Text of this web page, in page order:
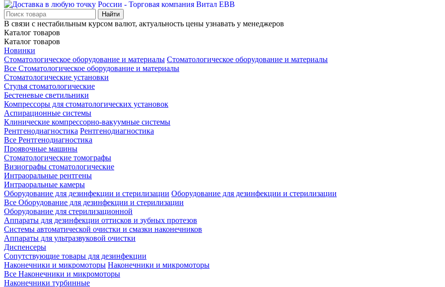
В связи с нестабильным курсом валют, актуальность цены узнавать у менеджеров
Каталог товаров
Каталог товаров
Новинки
Стоматологическое оборудование и материалы Стоматологическое оборудование и материалы
Все Стоматологическое оборудование и материалы
Стоматологические установки
Стулья стоматологические
Бестеневые светильники
Компрессоры для стоматологических установок
Аспирационные системы
Клинические компрессорно-вакуумные системы
Рентгенодиагностика Рентгенодиагностика
Все Рентгенодиагностика
Проявочные машины
Стоматологические томографы
Визиографы стоматологические
Интраоральные рентгены
Интраоральные камеры
Оборудование для дезинфекции и стерилизации Оборудование для дезинфекции и стерилизации
Все Оборудование для дезинфекции и стерилизации
Оборудование для стерилизационной
Аппараты для дезинфекции оттисков и зубных протезов
Системы автоматической очистки и смазки наконечников
Аппараты для ультразвуковой очистки
Диспенсеры
Сопутствующие товары для дезинфекции
Наконечники и микромоторы Наконечники и микромоторы
Все Наконечники и микромоторы
Наконечники турбинные